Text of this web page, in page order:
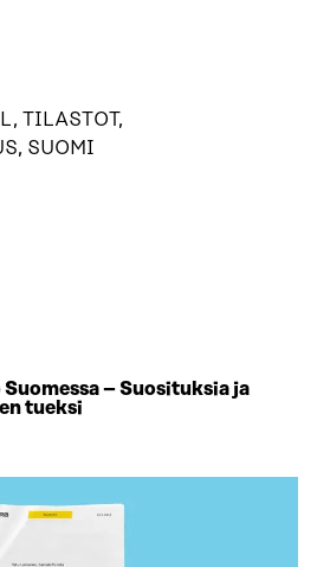
TILASTOT,
SUOMI
– Suosituksia ja
tueksi